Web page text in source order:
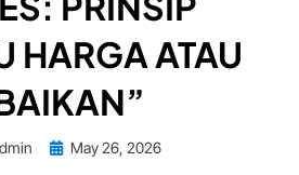
HARGA ATAU
PostedMay 26, 2026